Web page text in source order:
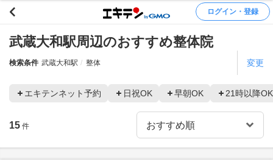
ログイン・登録
武蔵大和駅周辺のおすすめ整体院
検索条件 武蔵大和駅 整体 変更
エキテンネット予約 日祝OK 早朝OK 21時以降OK
15 件